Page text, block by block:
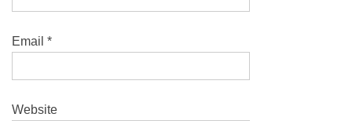
Email *
Website